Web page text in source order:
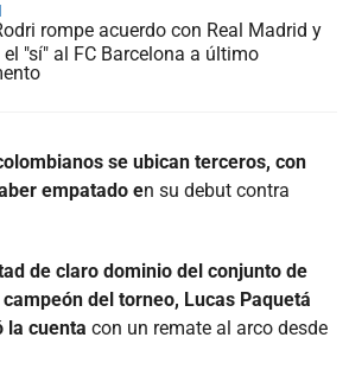
rompe acuerdo con Real Madrid y
el "sí" al FC Barcelona a último
se ubican terceros, con
empatado en su debut contra
de claro dominio del conjunto de
del torneo, Lucas Paquetá
la cuenta con un remate al arco desde